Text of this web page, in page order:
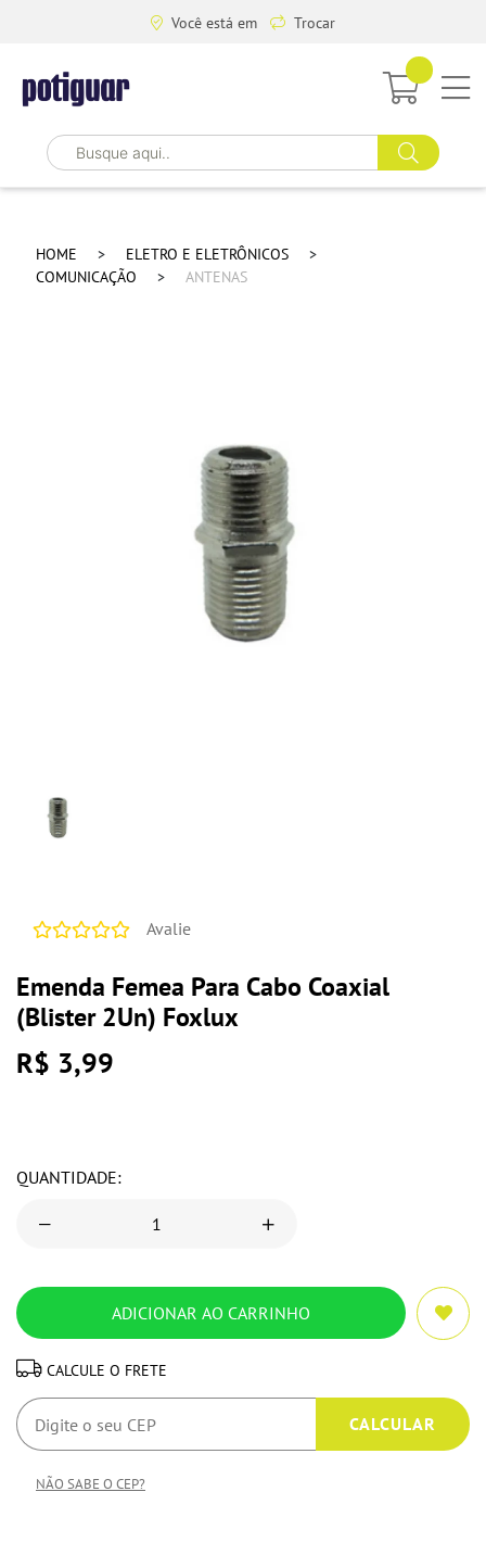
Você está em Trocar
HOME
ELETRO E ELETRÔNICOS
COMUNICAÇÃO
ANTENAS
Avalie
Emenda Femea Para Cabo Coaxial
(Blister 2Un) Foxlux
R$ 3,99
QUANTIDADE:
CALCULE O FRETE
NÃO SABE O CEP?